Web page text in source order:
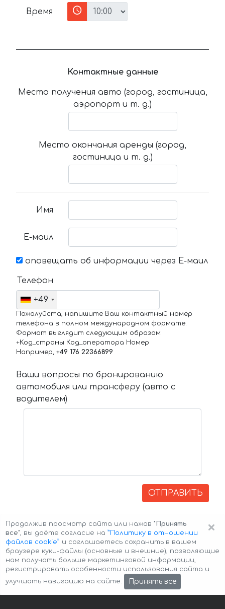
Время
Контактные данные
Место получения авто (город, гостиница,
аэропорт и т. д.)
Место окончания аренды (город,
гостиница и т. д.)
Имя
Е-маил
оповещать об информации через Е-маил
Телефон
+49
Пожалуйста, напишите Ваш контактный номер
телефона в полном международном формате.
Формат выглядит следующим образом:
+Код_страны Код_оператора Номер
Например, +49 176 22366899
Ваши вопросы по бронированию
автомобиля или трансферу (авто с
водителем)
ОТПРАВИТЬ
Авторские права © 2026 Авто-Аренда Cookie Policy
×
Продолжив просмотр сайта или нажав "Принять
все", вы даёте согласие на ”Политику в отношении
файлов cookie” и соглашаетесь сохранить в вашем
браузере куки-файлы (основные и внешние), позволяющие
нам получать больше маркетинговой информации,
регистрировать особенности использования сайта и
улучшать навигацию на сайте.
Принять все